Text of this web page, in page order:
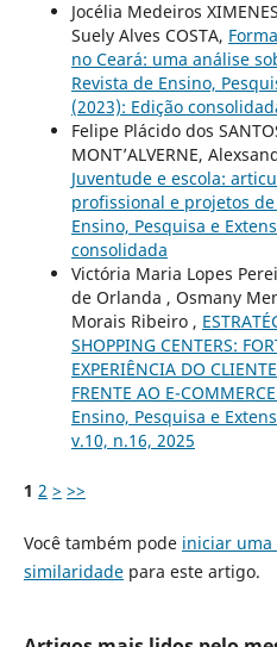
Jocélia Medeiros
Suely Alves COSTA,
no Ceará: uma análise
Revista de Ensino,
(2023): Edição
Felipe Plácido dos
MONT’ALVERNE,
Juventude e escola:
profissional e projetos
Ensino, Pesquisa e
consolidada
Victória Maria Lopes
de Orlanda , Osmany
Morais Ribeiro ,
SHOPPING CENTERS:
EXPERIÊNCIA DO
FRENTE AO E-COMMERCE
Ensino, Pesquisa e
v.10, n.16, 2025
1 2 > >>
Você também pode iniciar uma
similaridadepara este artigo.